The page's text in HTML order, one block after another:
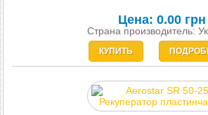
Цена: 0.00 грн
Страна производитель:
КУПИТЬ